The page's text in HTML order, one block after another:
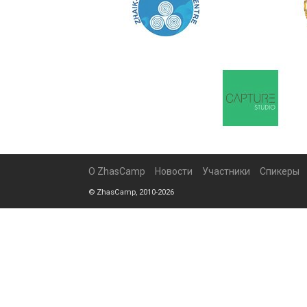
О ZhasCamp Новости Участники Спикеры
© ZhasCamp, 2010-2026